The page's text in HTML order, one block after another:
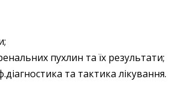
пухлин та їх результати;
та тактика лікування.